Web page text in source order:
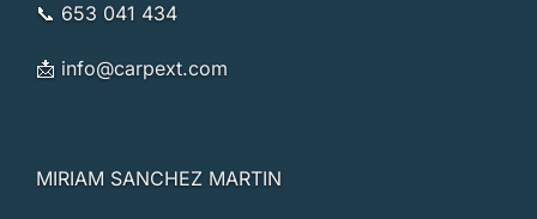
📞 653 041 434
📩 info@carpext.com
MIRIAM SANCHEZ MARTIN